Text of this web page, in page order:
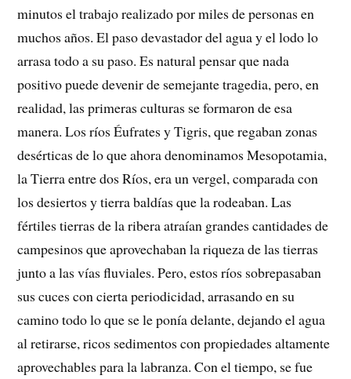
minutos el trabajo realizado por miles de personas en
muchos años. El paso devastador del agua y el lodo lo
arrasa todo a su paso. Es natural pensar que nada
positivo puede devenir de semejante tragedia, pero, en
realidad, las primeras culturas se formaron de esa
manera. Los ríos Éufrates y Tigris, que regaban zonas
desérticas de lo que ahora denominamos Mesopotamia,
la Tierra entre dos Ríos, era un vergel, comparada con
los desiertos y tierra baldías que la rodeaban. Las
fértiles tierras de la ribera atraían grandes cantidades de
campesinos que aprovechaban la riqueza de las tierras
junto a las vías fluviales. Pero, estos ríos sobrepasaban
sus cuces con cierta periodicidad, arrasando en su
camino todo lo que se le ponía delante, dejando el agua
al retirarse, ricos sedimentos con propiedades altamente
aprovechables para la labranza. Con el tiempo, se fue